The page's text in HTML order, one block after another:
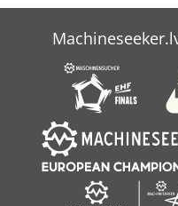
Weiler Ud 24
Weiler Ud 24 Cnc